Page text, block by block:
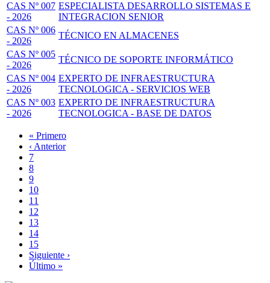
CAS Nº 007
- 2026
ESPECIALISTA DESARROLLO SISTEMAS E
INTEGRACION SENIOR
CAS Nº 006
- 2026
TÉCNICO EN ALMACENES
CAS Nº 005
- 2026
TÉCNICO DE SOPORTE INFORMÁTICO
CAS Nº 004
- 2026
EXPERTO DE INFRAESTRUCTURA
TECNOLOGICA - SERVICIOS WEB
CAS Nº 003
- 2026
EXPERTO DE INFRAESTRUCTURA
TECNOLOGICA - BASE DE DATOS
Paginación
Primera
página
« Primero
Página
anterior
‹ Anterior
Page
7
Page
8
Page
9
Page
10
Página
actual
11
Page
12
Page
13
Page
14
Page
15
Siguiente
página
Siguiente ›
Última
Último »